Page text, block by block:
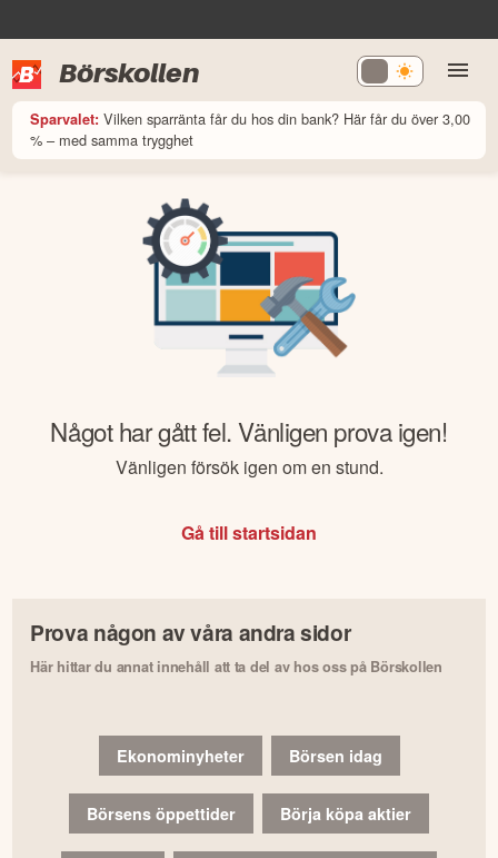
Börskollen
Sparvalet: Vilken sparränta får du hos din bank? Här får du över 3,00
% – med samma trygghet
Något har gått fel. Vänligen prova igen!
Vänligen försök igen om en stund.
Gå till startsidan
Prova någon av våra andra sidor
Här hittar du annat innehåll att ta del av hos oss på Börskollen
Ekonominyheter Börsen idag
Börsens öppettider Börja köpa aktier